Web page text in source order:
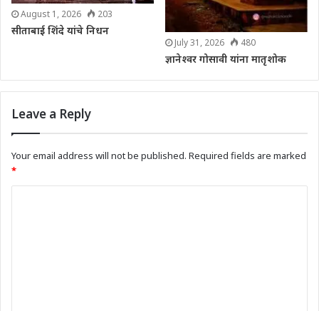
August 1, 2026 203
सीताबाई शिंदे यांचे निधन
July 31, 2026 480
ज्ञानेश्वर गोसावी यांना मातृशोक
Leave a Reply
Your email address will not be published. Required fields are marked
*